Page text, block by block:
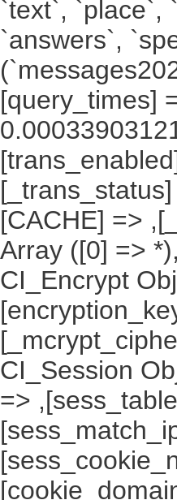
`text`, `place`,
`answers`,
[query_times]
[CACHE] =>
Array ([0] =>
CI_Encrypt
CI_Session
=>